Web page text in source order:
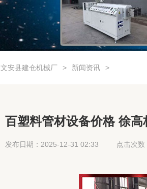
文安县建仓机械厂 > 新闻资讯 >
百塑料管材设备价格 徐
发布日期：2025-12-31 02:33 点击次数